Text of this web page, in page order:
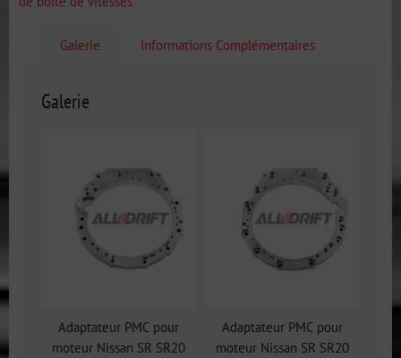
Galerie Informations Complémentaires
Galerie
Adaptateur PMC pour
moteur Nissan SR SR20
Adaptateur PMC pour
moteur Nissan SR SR20